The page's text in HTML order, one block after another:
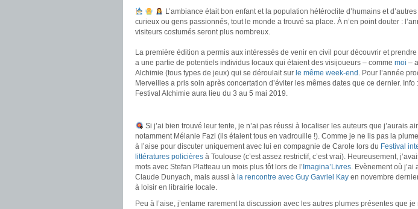
L’ambiance était bon enfant et la population hétéroclite d’humains et
curieux ou gens passionnés, tout le monde a trouvé sa place. À n’en point douter :
visiteurs costumés seront plus nombreux.
La première édition a permis aux intéressés de venir en civil pour découvrir et
a une partie de potentiels individus locaux qui étaient des visijoueurs – comme moi –
Alchimie (tous types de jeux) qui se déroulait sur le même week-end . Pour l’année
Merveilles a pris soin après concertation d’éviter les mêmes dates que ce dernier. Info
Festival Alchimie aura lieu du 3 au 5 mai 2019.
Si j’ai bien trouvé leur tente, je n’ai pas réussi à localiser les auteurs que j’aurais
notamment Mélanie Fazi (ils étaient tous en vadrouille !). Comme je ne lis pas la
à l’aise pour discuter uniquement avec lui en compagnie de Carole lors du Festival
littératures policières à Toulouse (c’est assez restrictif, c’est vrai). Heureusement,
mots avec Stefan Platteau un mois plus tôt lors de l’ Imagina’Livres. Evènement où
Claude Dunyach, mais aussi à la rencontre avec Guy Gavriel Kay en novembre
à loisir en librairie locale.
Peu à l’aise, j’entame rarement la discussion avec les autres plumes présentes que je